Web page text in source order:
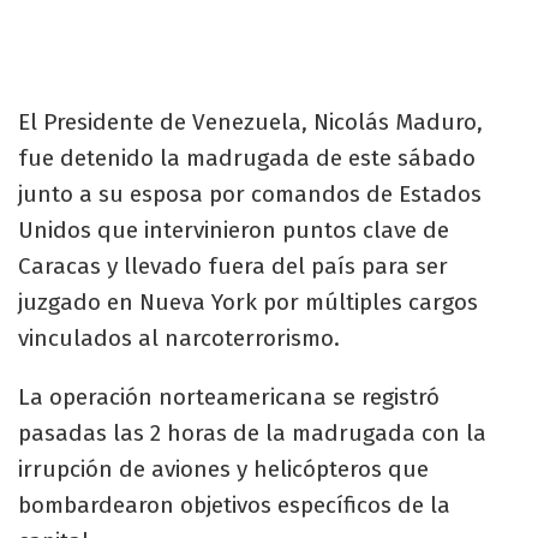
El Presidente de Venezuela, Nicolás Maduro,
fue detenido la madrugada de este sábado
junto a su esposa por comandos de Estados
Unidos que intervinieron puntos clave de
Caracas y llevado fuera del país para ser
juzgado en Nueva York por múltiples cargos
vinculados al narcoterrorismo.
La operación norteamericana se registró
pasadas las 2 horas de la madrugada con la
irrupción de aviones y helicópteros que
bombardearon objetivos específicos de la